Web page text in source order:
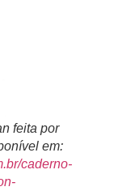
feita por
em:
caderno-